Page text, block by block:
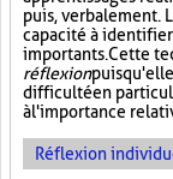
puis, verbalement.
capacité à
importants. Cette
réflexion
difficulté en
à l'importance
Réflexion